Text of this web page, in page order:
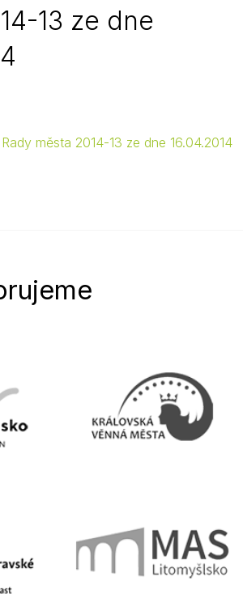
13 ze dne
města 2014-13 ze dne 16.04.2014